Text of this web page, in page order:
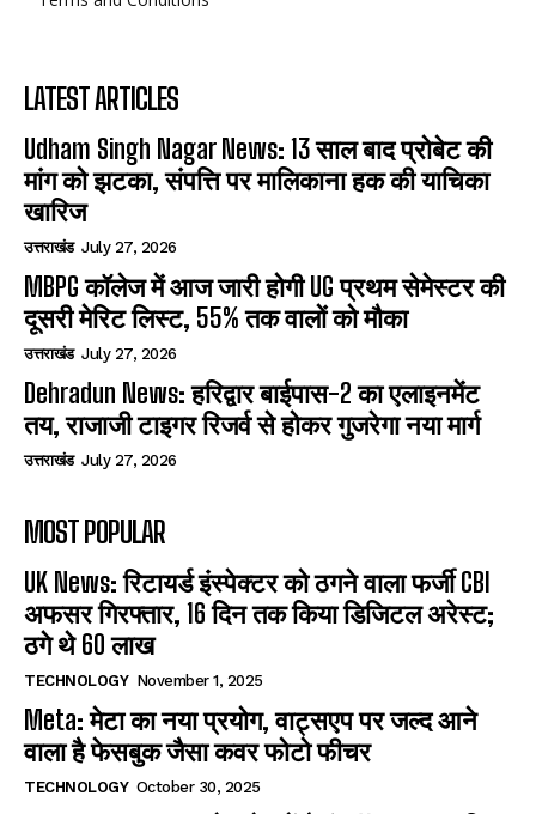
LATEST ARTICLES
Udham Singh Nagar News: 13 साल बाद प्रोबेट की
मांग को झटका, संपत्ति पर मालिकाना हक की याचिका
खारिज
उत्तराखंड July 27, 2026
MBPG कॉलेज में आज जारी होगी UG प्रथम सेमेस्टर की
दूसरी मेरिट लिस्ट, 55% तक वालों को मौका
उत्तराखंड July 27, 2026
Dehradun News: हरिद्वार बाईपास-2 का एलाइनमेंट
तय, राजाजी टाइगर रिजर्व से होकर गुजरेगा नया मार्ग
उत्तराखंड July 27, 2026
MOST POPULAR
UK News: रिटायर्ड इंस्पेक्टर को ठगने वाला फर्जी CBI
अफसर गिरफ्तार, 16 दिन तक किया डिजिटल अरेस्ट;
ठगे थे 60 लाख
TECHNOLOGY November 1, 2025
Meta: मेटा का नया प्रयोग, वाट्सएप पर जल्द आने
वाला है फेसबुक जैसा कवर फोटो फीचर
TECHNOLOGY October 30, 2025